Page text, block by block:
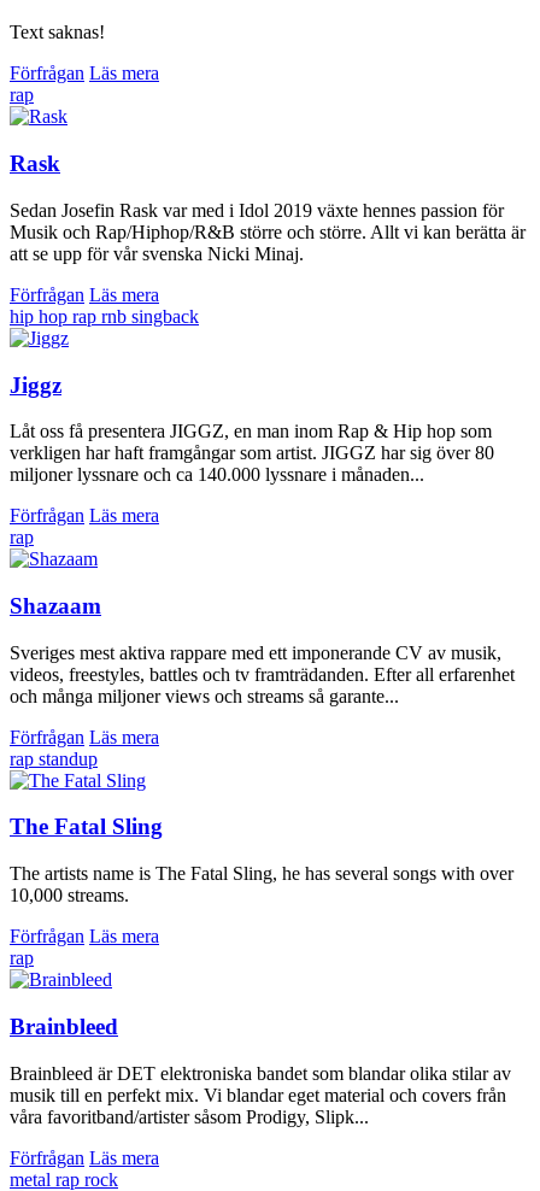
Text saknas!
Förfrågan Läs mera
rap
Rask
Sedan Josefin Rask var med i Idol 2019 växte hennes passion för
Musik och Rap/Hiphop/R&B större och större. Allt vi kan berätta är
att se upp för vår svenska Nicki Minaj.
Förfrågan Läs mera
hip hop rap rnb singback
Jiggz
Låt oss få presentera JIGGZ, en man inom Rap & Hip hop som
verkligen har haft framgångar som artist. JIGGZ har sig över 80
miljoner lyssnare och ca 140.000 lyssnare i månaden...
Förfrågan Läs mera
rap
Shazaam
Sveriges mest aktiva rappare med ett imponerande CV av musik,
videos, freestyles, battles och tv framträdanden. Efter all erfarenhet
och många miljoner views och streams så garante...
Förfrågan Läs mera
rap standup
The Fatal Sling
The artists name is The Fatal Sling, he has several songs with over
10,000 streams.
Förfrågan Läs mera
rap
Brainbleed
Brainbleed är DET elektroniska bandet som blandar olika stilar av
musik till en perfekt mix. Vi blandar eget material och covers från
våra favoritband/artister såsom Prodigy, Slipk...
Förfrågan Läs mera
metal rap rock